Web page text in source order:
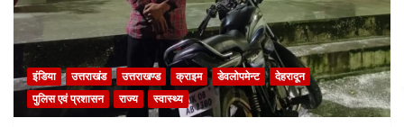
इंडिया उत्तराखंड उत्तराखण्ड क्राइम डेवलोपमेन्ट
देहरादून
पुलिस एवं प्रशासन
राज्य स्वास्थ्य